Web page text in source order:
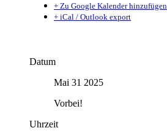
+ Zu Google Kalender hinzufügen
+ iCal / Outlook export
Datum
Mai 31 2025
Vorbei!
Uhrzeit